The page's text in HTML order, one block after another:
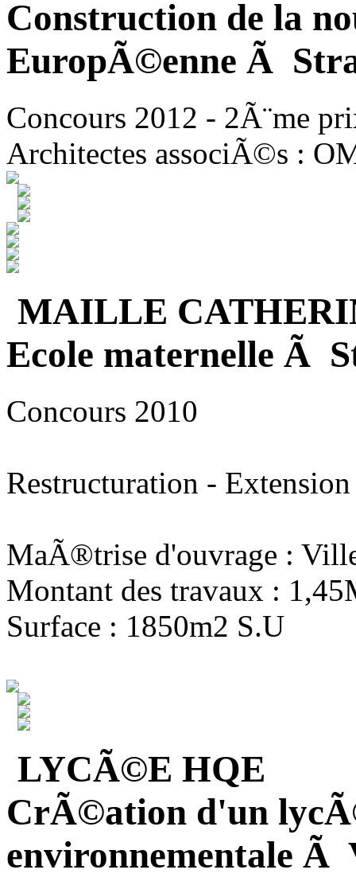
Construction de la
EuropÃ©enne Ã
Concours 2012 - 2Ã¨me
Architectes associÃ©s :
MAILLE
Ecole maternelle Ã
Concours 2010
Restructuration - Extension
MaÃ®trise d'ouvrage :
Montant des travaux :
Surface : 1850m2 S.U
LYCÃ©E HQE
CrÃ©ation d'un
environnementale Ã